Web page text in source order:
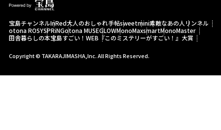
宝島チャンネルInRed大人のおしゃれ手帖sweetmini素敵なあの人 リンネル
otona ROSYSPRiNGotona MUSEGLOWMonoMaxsmartMonoMaster
田舎暮らしの本宝島すごい！WEB 『このミステリーがすごい！』大賞
Copyright © TAKARAJIMASHA,Inc. All Rights Reserved.